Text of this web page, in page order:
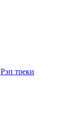
Рэп треки